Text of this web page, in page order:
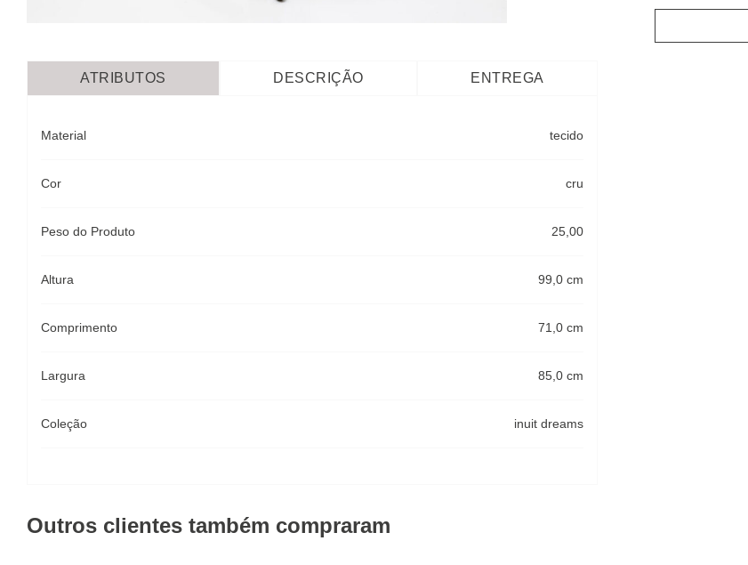
ATRIBUTOS DESCRIÇÃO ENTREGA
Material tecido
Cor cru
Peso do Produto 25,00
Altura 99,0 cm
Comprimento 71,0 cm
Largura 85,0 cm
Coleção inuit dreams
Outros clientes também compraram